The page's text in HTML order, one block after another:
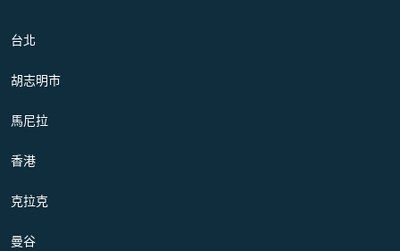
台北
胡志明市
馬尼拉
香港
克拉克
曼谷